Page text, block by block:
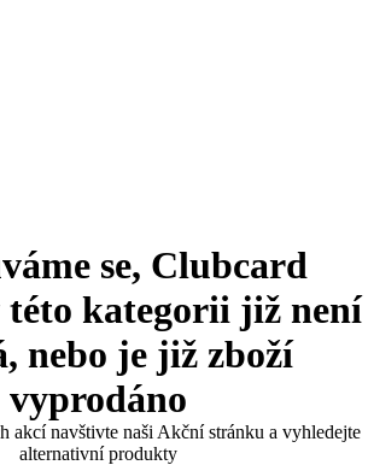
se, Clubcard
kategorii již není
nebo je již zboží
vyprodáno
akcí navštivte naši Akční stránku a vyhledejte
alternativní produkty